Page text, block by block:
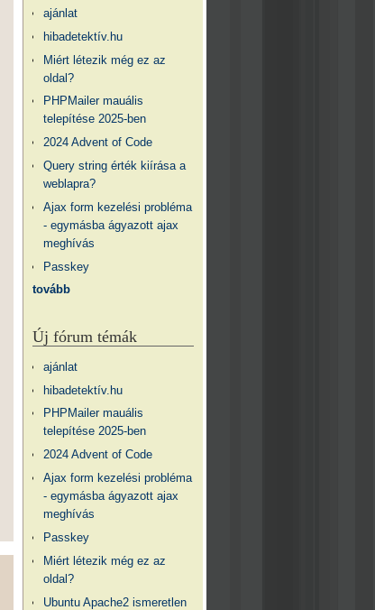
ajánlat
hibadetektív.hu
Miért létezik még ez az
oldal?
PHPMailer mauális
telepítése 2025-ben
2024 Advent of Code
Query string érték kiírása a
weblapra?
Ajax form kezelési probléma
- egymásba ágyazott ajax
meghívás
Passkey
tovább
Új fórum témák
ajánlat
hibadetektív.hu
PHPMailer mauális
telepítése 2025-ben
2024 Advent of Code
Ajax form kezelési probléma
- egymásba ágyazott ajax
meghívás
Passkey
Miért létezik még ez az
oldal?
Ubuntu Apache2 ismeretlen